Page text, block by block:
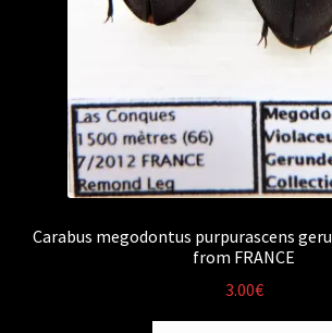
Carabus megodontus purpurascens
from FRANCE
3.00€